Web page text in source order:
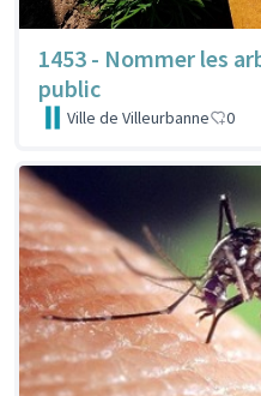
1453 - Nommer les
public
Ville de Villeurbanne 0